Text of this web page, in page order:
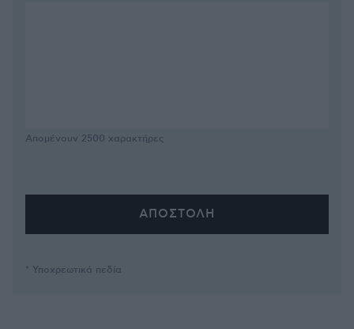
Απομένουν 2500 χαρακτήρες
* Υποχρεωτικά πεδία